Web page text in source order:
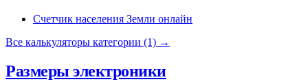
Счетчик населения Земли онлайн
Все калькуляторы категории (1) →
Размеры электроники